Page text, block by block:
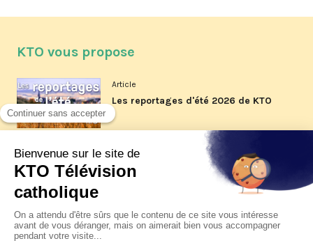
KTO vous propose
Article
Les reportages d'été 2026 de KTO
Article
La visite pastorale du pape Léon
XIV à Assise à suivre sur KTO le
Article
Le pape en Uruguay, Argentine et